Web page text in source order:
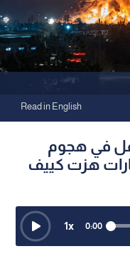
Read in English
طفل في هجوم
هزت كييف
0:00
1x